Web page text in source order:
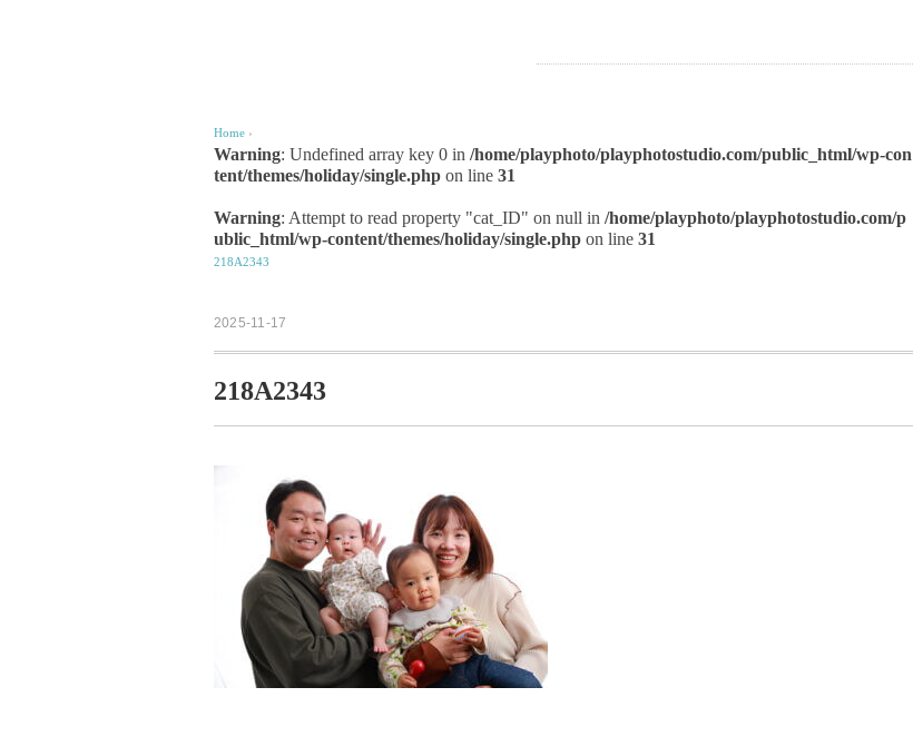
Home ›
Warning: Undefined array key 0 in /home/playphoto/playphotostudio.com/public_html/wp-con
tent/themes/holiday/single.php on line 31
Warning: Attempt to read property "cat_ID" on null in /home/playphoto/playphotostudio.com/p
ublic_html/wp-content/themes/holiday/single.php on line 31
218A2343
2025-11-17
218A2343